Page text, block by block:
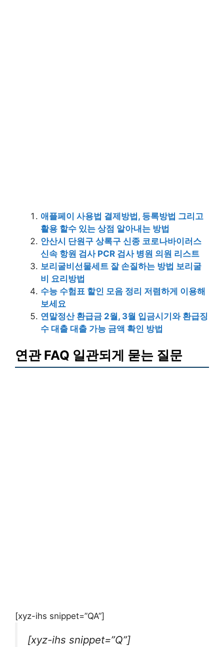
애플페이 사용법 결제방법, 등록방법 그리고
활용 할수 있는 상점 알아내는 방법
안산시 단원구 상록구 신종 코로나바이러스
신속 항원 검사 PCR 검사 병원 의원 리스트
보리굴비선물세트 잘 손질하는 방법 보리굴
비 요리방법
수능 수험표 할인 모음 정리 저렴하게 이용해
보세요
연말정산 환급금 2월, 3월 입금시기와 환급징
수 대출 대출 가능 금액 확인 방법
연관 FAQ 일관되게 묻는 질문
[xyz-ihs snippet=”QA”]
[xyz-ihs snippet=”Q”]